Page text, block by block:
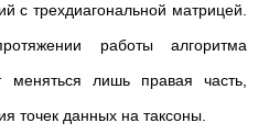
с трехдиагональной матрицей.
работы алгоритма
меняться лишь правая часть,
точек данных на таксоны.